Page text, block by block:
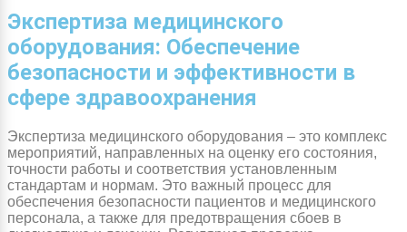
Экспертиза медицинского
оборудования: Обеспечение
безопасности и эффективности в
сфере здравоохранения
Экспертиза медицинского оборудования – это комплекс
мероприятий, направленных на оценку его состояния,
точности работы и соответствия установленным
стандартам и нормам. Это важный процесс для
обеспечения безопасности пациентов и медицинского
персонала, а также для предотвращения сбоев в